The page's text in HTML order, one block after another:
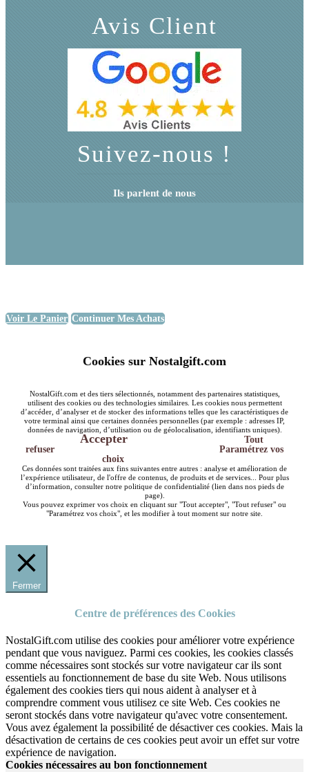
Avis Client
Suivez-nous !
Ils parlent de nous
Voir Le Panier Continuer Mes Achats
Cookies sur Nostalgift.com
NostalGift.com et des tiers sélectionnés, notamment des partenaires statistiques,
utilisent des cookies ou des technologies similaires. Les cookies nous permettent
d’accéder, d’analyser et de stocker des informations telles que les caractéristiques de
votre terminal ainsi que certaines données personnelles (par exemple : adresses IP,
données de navigation, d’utilisation ou de géolocalisation, identifiants uniques).
Accepter
Tout
refuser
Paramétrez vos
choix
Ces données sont traitées aux fins suivantes entre autres : analyse et amélioration de
l’expérience utilisateur, de l'offre de contenus, de produits et de services... Pour plus
d’information, consulter notre politique de confidentialité (lien dans nos pieds de
page).
Vous pouvez exprimer vos choix en cliquant sur "Tout accepter", "Tout refuser" ou
"Paramétrez vos choix", et les modifier à tout moment sur notre site.
Fermer
Centre de préférences des Cookies
NostalGift.com utilise des cookies pour améliorer votre expérience
pendant que vous naviguez. Parmi ces cookies, les cookies classés
comme nécessaires sont stockés sur votre navigateur car ils sont
essentiels au fonctionnement de base du site Web. Nous utilisons
également des cookies tiers qui nous aident à analyser et à
comprendre comment vous utilisez ce site Web. Ces cookies ne
seront stockés dans votre navigateur qu'avec votre consentement.
Vous avez également la possibilité de désactiver ces cookies. Mais la
désactivation de certains de ces cookies peut avoir un effet sur votre
expérience de navigation.
Cookies nécessaires au bon fonctionnement